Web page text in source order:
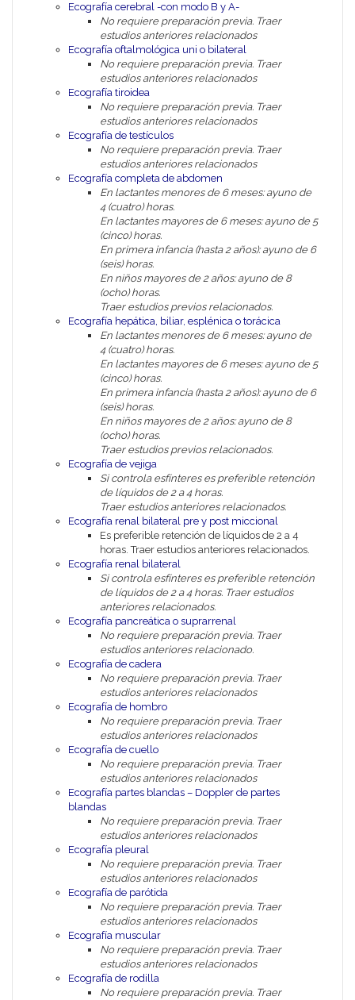
Ecografía cerebral -con modo B y A-
No requiere preparación previa. Traer
estudios anteriores relacionados
Ecografía oftalmológica uni o bilateral
No requiere preparación previa. Traer
estudios anteriores relacionados
Ecografía tiroidea
No requiere preparación previa. Traer
estudios anteriores relacionados
Ecografía de testículos
No requiere preparación previa. Traer
estudios anteriores relacionados
Ecografía completa de abdomen
En lactantes menores de 6 meses: ayuno de
4 (cuatro) horas.
En lactantes mayores de 6 meses: ayuno de 5
(cinco) horas.
En primera infancia (hasta 2 años): ayuno de 6
(seis) horas.
En niños mayores de 2 años: ayuno de 8
(ocho) horas.
Traer estudios previos relacionados.
Ecografía hepática, biliar, esplénica o torácica
En lactantes menores de 6 meses: ayuno de
4 (cuatro) horas.
En lactantes mayores de 6 meses: ayuno de 5
(cinco) horas.
En primera infancia (hasta 2 años): ayuno de 6
(seis) horas.
En niños mayores de 2 años: ayuno de 8
(ocho) horas.
Traer estudios previos relacionados.
Ecografía de vejiga
Si controla esfínteres es preferible retención
de líquidos de 2 a 4 horas.
Traer estudios anteriores relacionados.
Ecografía renal bilateral pre y post miccional
Es preferible retención de líquidos de 2 a 4
horas. Traer estudios anteriores relacionados.
Ecografía renal bilateral
Si controla esfínteres es preferible retención
de líquidos de 2 a 4 horas. Traer estudios
anteriores relacionados.
Ecografía pancreática o suprarrenal
No requiere preparación previa. Traer
estudios anteriores relacionado.
Ecografía de cadera
No requiere preparación previa. Traer
estudios anteriores relacionados
Ecografía de hombro
No requiere preparación previa. Traer
estudios anteriores relacionados
Ecografía de cuello
No requiere preparación previa. Traer
estudios anteriores relacionados
Ecografía partes blandas – Doppler de partes
blandas
No requiere preparación previa. Traer
estudios anteriores relacionados
Ecografía pleural
No requiere preparación previa. Traer
estudios anteriores relacionados
Ecografía de parótida
No requiere preparación previa. Traer
estudios anteriores relacionados
Ecografía muscular
No requiere preparación previa. Traer
estudios anteriores relacionados
Ecografía de rodilla
No requiere preparación previa. Traer